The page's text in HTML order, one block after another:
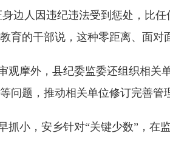
身边人因违纪违法受到惩处，比
育的干部说，这种零距离、面
观摩外，县纪委监委还组织相关
问题，推动相关单位修订完善
抓小，安乡针对“关键少数”，在